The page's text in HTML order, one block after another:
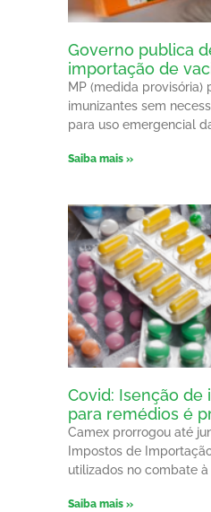
Governo publica
importação de
MP (medida provisória)
imunizantes sem
para uso emergencial
Saiba mais »
Covid: Isenção
para remédios é
Camex prorrogou até
Impostos de
utilizados no combate à
Saiba mais »